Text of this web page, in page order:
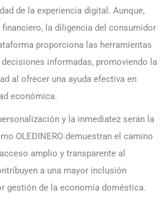
de la experiencia digital. Aunque,
la diligencia del consumidor
proporciona las herramientas
informadas, promoviendo la
al ofrecer una ayuda efectiva en
económica.
y la inmediatez serán la
OLEDINERO demuestran el camino
amplio y transparente al
a una mayor inclusión
gestión de la economía doméstica.